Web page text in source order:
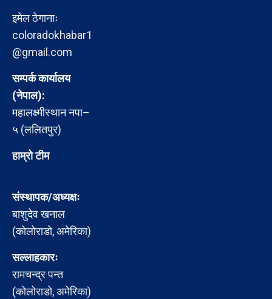
इमेल ठेगानाः
coloradokhabar1
@gmail.com
सम्पर्क कार्यालय
(नेपाल):
महालक्ष्मीस्थान नपा–
५ (ललितपुर)
हाम्रो टीम
संस्थापक/अध्यक्षः
बाशुदेव खनाल
(कोलोराडो, अमेरिका)
सल्लाहकारः
रामचन्द्र पन्त
(कोलोराडो, अमेरिका)